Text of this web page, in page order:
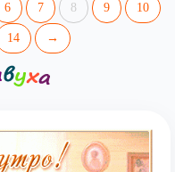
6 7 8 9 10
14 →